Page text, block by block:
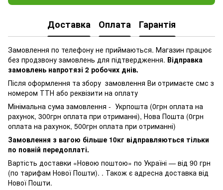
Доставка Оплата Гарантія
Замовлення по телефону не приймаються. Магазин працює
без продзвону замовлень для підтвердження. Відправка
замовлень напротязі 2 робочих днів.
Після оформлення та збору замовлення Ви отримаєте смс з
номером ТТН або реквізити на оплату
Мінімальна сума замовлення - Укрпошта (0грн оплата на
рахунок, 300грн оплата при отриманні), Нова Пошта (0грн
оплата на рахунок, 500грн оплата при отриманні)
Замовлення з вагою більше 10кг відправляються тільки
по повній передоплаті.
Вартість доставки «Новою поштою» по Україні — від 90 грн
(по тарифам Нової Пошти). . Також є адресна доставка від
Нової Пошти.